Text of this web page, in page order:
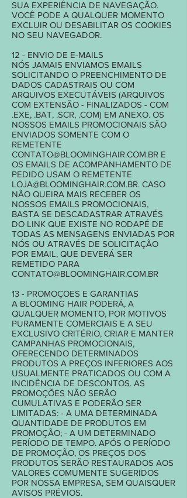
SUA EXPERIÊNCIA DE NAVEGAÇÃO.
VOCÊ PODE A QUALQUER MOMENTO
EXCLUIR OU DESABILITAR OS COOKIES
NO SEU NAVEGADOR.
12 - ENVIO DE E-MAILS
NÓS JAMAIS ENVIAMOS EMAILS
SOLICITANDO O PREENCHIMENTO DE
DADOS CADASTRAIS OU COM
ARQUIVOS EXECUTÁVEIS (ARQUIVOS
COM EXTENSÃO - FINALIZADOS - COM
.EXE, .BAT, .SCR, .COM) EM ANEXO. OS
NOSSOS EMAILS PROMOCIONAIS SÃO
ENVIADOS SOMENTE COM O
REMETENTE
CONTATO@BLOOMINGHAIR.COM.BR E
OS EMAILS DE ACOMPANHAMENTO DE
PEDIDO USAM O REMETENTE
LOJA@BLOOMINGHAIR.COM.BR. CASO
NÃO QUEIRA MAIS RECEBER OS
NOSSOS EMAILS PROMOCIONAIS,
BASTA SE DESCADASTRAR ATRAVÉS
DO LINK QUE EXISTE NO RODAPÉ DE
TODAS AS MENSAGENS ENVIADAS POR
NÓS OU ATRAVÉS DE SOLICITAÇÃO
POR EMAIL, QUE DEVERÁ SER
REMETIDO PARA
CONTATO@BLOOMINGHAIR.COM.BR
13 - PROMOÇOES E GARANTIAS
A BLOOMING HAIR PODERÁ, A
QUALQUER MOMENTO, POR MOTIVOS
PURAMENTE COMERCIAIS E A SEU
EXCLUSIVO CRITÉRIO, CRIAR E MANTER
CAMPANHAS PROMOCIONAIS,
OFERECENDO DETERMINADOS
PRODUTOS A PREÇOS INFERIORES AOS
USUALMENTE PRATICADOS OU COM A
INCIDÊNCIA DE DESCONTOS. AS
PROMOÇÕES NÃO SERÃO
CUMULATIVAS E PODERÃO SER
LIMITADAS: - A UMA DETERMINADA
QUANTIDADE DE PRODUTOS EM
PROMOÇÃO; - A UM DETERMINADO
PERÍODO DE TEMPO. APÓS O PERÍODO
DE PROMOÇÃO, OS PREÇOS DOS
PRODUTOS SERÃO RESTAURADOS AOS
VALORES COMUMENTE SUGERIDOS
POR NOSSA EMPRESA, SEM QUAISQUER
AVISOS PRÉVIOS.